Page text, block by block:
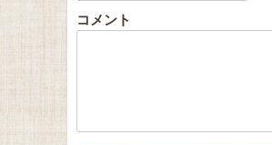
コメント